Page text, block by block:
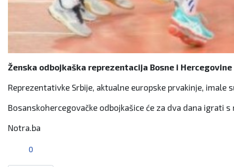
Ženska odbojkaška reprezentacija Bosne i
Reprezentativke Srbije, aktualne europske prvakinje, imale
Bosanskohercegovačke odbojkašice će za dva dana igrati
Notra.ba
0